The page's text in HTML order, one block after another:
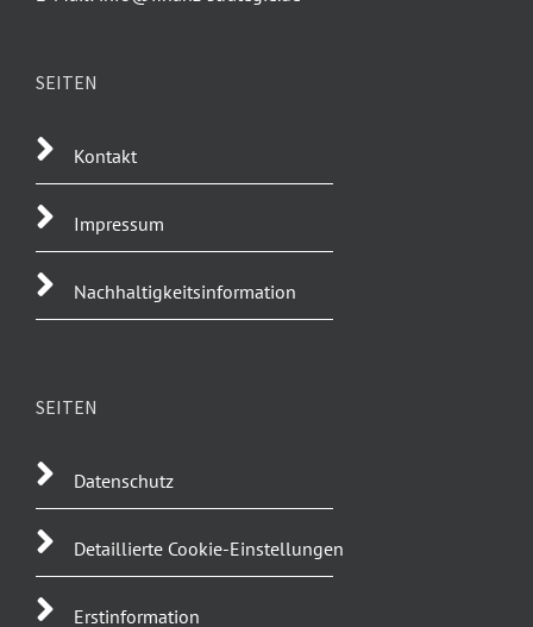
SEITEN
Kontakt
Impressum
Nachhaltigkeitsinformation
SEITEN
Datenschutz
Detaillierte Cookie-Einstellungen
Erstinformation